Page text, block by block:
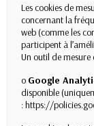
Les cookies de
concernant la
web (comme les
participent à
Un outil de mesure
o Google
disponible
:https://